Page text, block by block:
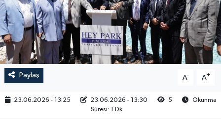
Paylaş A- A+
23.06.2026 - 13:25 23.06.2026 - 13:30 5
Okunma
Süresi: 1 Dk
RESMİ İLAN